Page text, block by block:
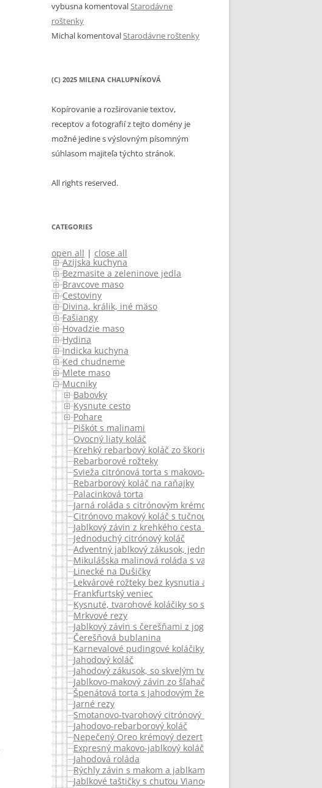
vybusna komentovalStarodávne
roštenky
Michal komentovalStarodávne roštenky
(C) 2025 MILENA CHALUPNÍKOVÁ
Kopírovanie a rozširovanie textov,
receptov a fotografií z tejto domény je
možné jedine s výslovným písomným
súhlasom majiteľa týchto stránok.
All rights reserved.
CATEGORIES
open all | close all
Azijska kuchyna
Bezmasite a zeleninove jedla
Bravcove maso
Cestoviny
Divina, králik, iné mäso
Fašiangy
Hovadzie maso
Hydina
Indicka kuchyna
Ked chudneme
Mlete maso
Mucniky
Babovky
Kysnute cesto
Pohare
Piškót s malinami
Ovocný liaty koláč
Krehký rebarbový koláč zo škoricových slimáčikov
Rebarborové rožteky
Svieža citrónová torta s makovo-mandľovým korpusom
Rebarborový koláč na raňajky
Palacinková torta
Jarná roláda s citrónovým krémom
Citrónovo makový koláč s tučnou kyslou smotanou – créme
Jablkový závin z krehkého cesta – recept z Južného Tirolska
Jednoduchý citrónový koláč
Adventný jablkový zákusok, jednoduchý
Mikulášska malinová roláda s vanilkovým krémom
Linecké na Dušičky
Lekvárové rožteky bez kysnutia a bez prášku do pečiva
Frankfurtský veniec
Kysnuté, tvarohové koláčiky so slivkovým lekvárom a
Mrkvové rezy
Jablkový závin s čerešňami z jogurtového cesta
Čerešňová bublanina
Karnevalové pudingové koláčiky z Talianska.
Jahodový koláč
Jahodový zákusok, so skvelým tvarohovým krémom
Jablkovo-makový závin zo šľahačkového cesta.
Špenátová torta s jahodovým želé
Jarné rezy
Smotanovo-tvarohový citrónový koláč
Jahodovo-rebarborový koláč
Nepečený Oreo krémový dezert
Expresný makovo-jablkový koláč
Jahodová roláda
Rýchly závin s makom a jablkami
Jablkové taštičky s chuťou Vianoc